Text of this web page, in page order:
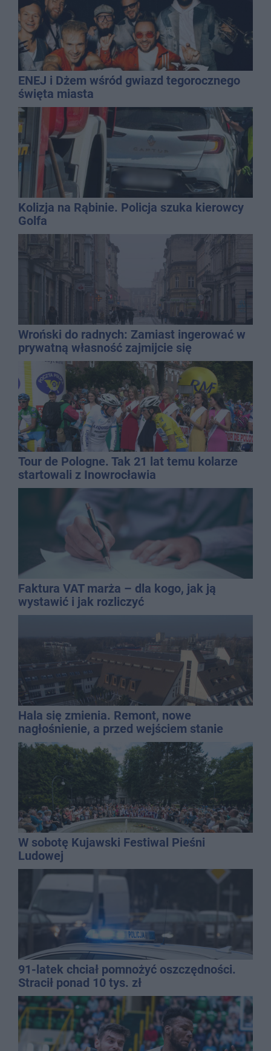
ENEJ i Dżem wśród gwiazd tegorocznego
święta miasta
Kolizja na Rąbinie. Policja szuka kierowcy
Golfa
Wroński do radnych: Zamiast ingerować w
prywatną własność zajmijcie się
gospodarką
Tour de Pologne. Tak 21 lat temu kolarze
startowali z Inowrocławia
Faktura VAT marża – dla kogo, jak ją
wystawić i jak rozliczyć
Hala się zmienia. Remont, nowe
nagłośnienie, a przed wejściem stanie
QEMETICA ARENA
W sobotę Kujawski Festiwal Pieśni
Ludowej
91-latek chciał pomnożyć oszczędności.
Stracił ponad 10 tys. zł